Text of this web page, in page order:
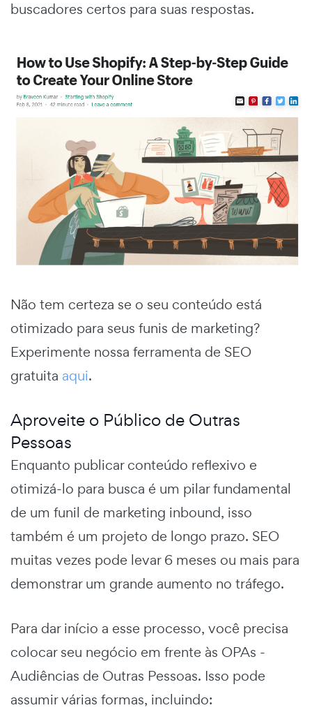
buscadores certos para suas respostas.
Não tem certeza se o seu conteúdo está
otimizado para seus funis de marketing?
Experimente nossa ferramenta de SEO
gratuita aqui.
Aproveite o Público de Outras
Pessoas
Enquanto publicar conteúdo reflexivo e
otimizá-lo para busca é um pilar fundamental
de um funil de marketing inbound, isso
também é um projeto de longo prazo. SEO
muitas vezes pode levar 6 meses ou mais para
demonstrar um grande aumento no tráfego.
Para dar início a esse processo, você precisa
colocar seu negócio em frente às OPAs -
Audiências de Outras Pessoas. Isso pode
assumir várias formas, incluindo: